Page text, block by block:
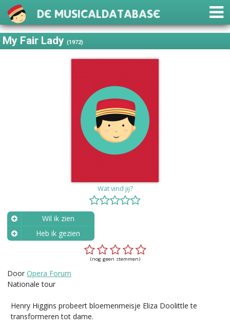
De Musicaldatabase
My Fair Lady(1972)
Wat vind jij?
Wil ik zien
Heb ik gezien
(nog geen stemmen)
Door Opera Forum
Nationale tour
Henry Higgins probeert bloemenmeisje Eliza Doolittle te
transformeren tot dame.